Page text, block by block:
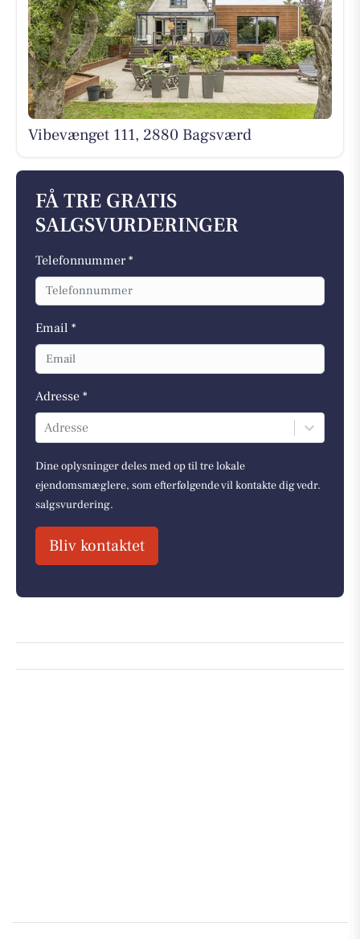
Vibevænget 111, 2880 Bagsværd
FÅ TRE GRATIS
SALGSVURDERINGER
Telefonnummer *
Email *
Adresse *
Adresse
Dine oplysninger deles med op til tre lokale
ejendomsmæglere, som efterfølgende vil kontakte dig vedr.
salgsvurdering.
Bliv kontaktet